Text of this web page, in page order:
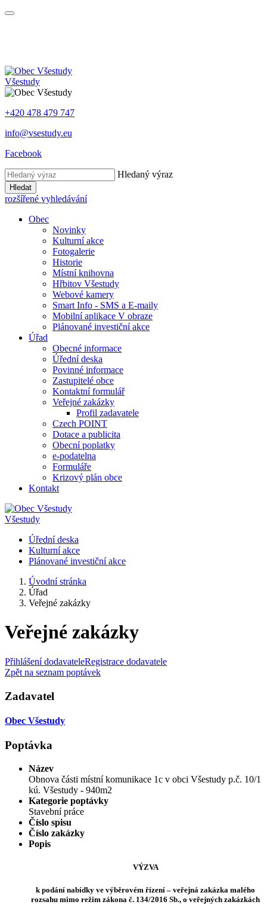
Všestudy
+420 478 479 747
info@vsestudy.eu
Facebook
Hledaný výraz
Hledat
rozšířené vyhledávání
Obec
Novinky
Kulturní akce
Fotogalerie
Historie
Místní knihovna
Hřbitov Všestudy
Webové kamery
Smart Info - SMS a E-maily
Mobilní aplikace V obraze
Plánované investiční akce
Úřad
Obecné informace
Úřední deska
Povinné informace
Zastupitelé obce
Kontaktní formulář
Veřejné zakázky
Profil zadavatele
Czech POINT
Dotace a publicita
Obecní poplatky
e-podatelna
Formuláře
Krizový plán obce
Kontakt
Všestudy
Úřední deska
Kulturní akce
Plánované investiční akce
Úvodní stránka
Úřad
Veřejné zakázky
Veřejné zakázky
Přihlášení dodavateleRegistrace dodavatele
Zpět na seznam poptávek
Zadavatel
Obec Všestudy
Poptávka
Název
Obnova části místní komunikace 1c v obci Všestudy p.č. 10/1
kú. Všestudy - 940m2
Kategorie poptávky
Stavební práce
Číslo spisu
Číslo zakázky
Popis
VÝZVA
k podání nabídky ve výběrovém řízení – veřejná zakázka malého
rozsahu mimo režim zákona č. 134/2016 Sb., o veřejných zakázkách